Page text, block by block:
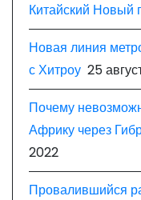
Китайский Новый
Новая линия
с Хитроу 25
Почему
Африку через
2022
Провалившийся